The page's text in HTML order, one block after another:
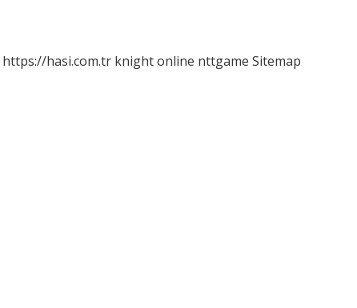
https://hasi.com.tr knight online nttgame Sitemap